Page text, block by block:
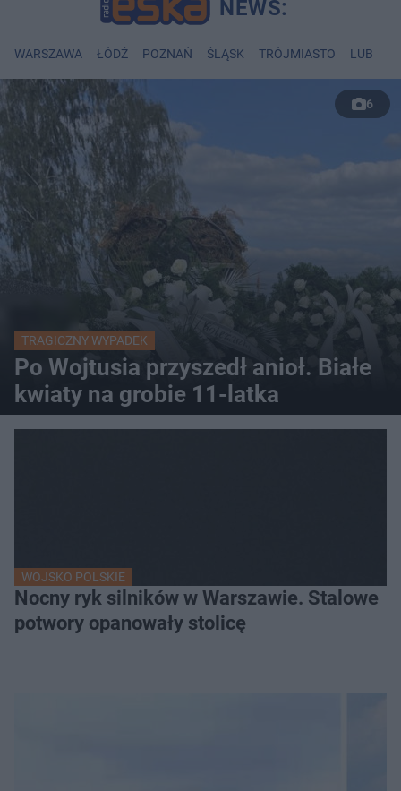
WARSZAWA ŁÓDŹ POZNAŃ ŚLĄSK TRÓJMIASTO LUBLIN
6
TRAGICZNY WYPADEK
Po Wojtusia przyszedł anioł. Białe
kwiaty na grobie 11-latka
WOJSKO POLSKIE
Nocny ryk silników w Warszawie. Stalowe
potwory opanowały stolicę